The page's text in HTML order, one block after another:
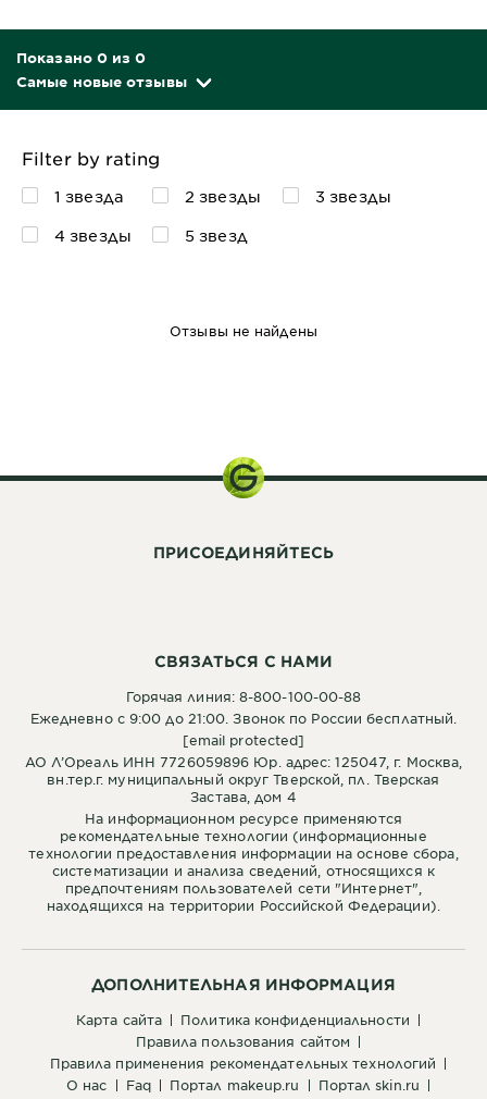
Показано 0 из 0
Самые новые отзывы
Filter by rating
1 звезда 2 звезды
3 звезды
4 звезды
5 звезд
Отзывы не найдены
ДОПОЛНИТЕЛЬНАЯ ИНФОРМАЦИЯ
карта сайта
политика конфиденциальности
правила пользования сайтом
правила применения рекомендательных технологий
о нас
faq портал makeup.ru портал skin.ru
СВЯЗАТЬСЯ С НАМИ
Горячая линия: 8-800-100-00-88
Ежедневно с 9:00 до 21:00. Звонок по России бесплатный.
[email protected]
АО Л’Ореаль ИНН 7726059896 Юр. адрес: 125047, г. Москва,
вн.тер.г. муниципальный округ Тверской, пл. Тверская
Застава, дом 4
На информационном ресурсе применяются
рекомендательные технологии (информационные
технологии предоставления информации на основе сбора,
систематизации и анализа сведений, относящихся к
предпочтениям пользователей сети "Интернет",
находящихся на территории Российской Федерации).
ПРИСОЕДИНЯЙТЕСЬ